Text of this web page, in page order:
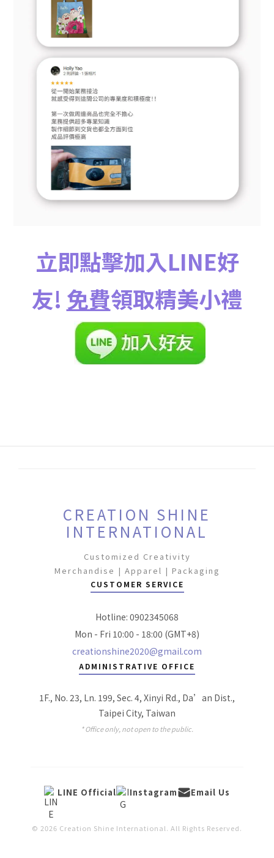
立即點擊加入LINE好
友! 免費領取精美小禮
CREATION SHINE
INTERNATIONAL
Customized Creativity
Merchandise | Apparel | Packaging
CUSTOMER SERVICE
Hotline: 0902345068
Mon - Fri 10:00 - 18:00 (GMT+8)
creationshine2020@gmail.com
ADMINISTRATIVE OFFICE
1F., No. 23, Ln. 199, Sec. 4, Xinyi Rd., Da’an Dist.,
Taipei City, Taiwan
* Office only, not open to the public.
LINE Official Instagram Email Us
© 2026 Creation Shine International. All Rights Reserved.